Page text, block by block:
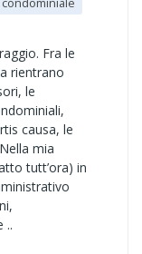
Fra le
rientrano
le
causa, le
mia
tutt’ora) in
..